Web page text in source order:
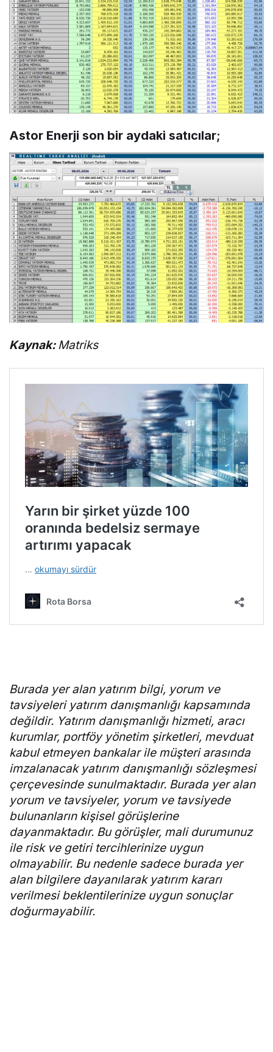
Astor Enerji son bir aydaki satıcılar;
Kaynak: Matriks
Burada yer alan yatırım bilgi, yorum ve
tavsiyeleri yatırım danışmanlığı kapsamında
değildir. Yatırım danışmanlığı hizmeti, aracı
kurumlar, portföy yönetim şirketleri, mevduat
kabul etmeyen bankalar ile müşteri arasında
imzalanacak yatırım danışmanlığı sözleşmesi
çerçevesinde sunulmaktadır. Burada yer alan
yorum ve tavsiyeler, yorum ve tavsiyede
bulunanların kişisel görüşlerine
dayanmaktadır. Bu görüşler, mali durumunuz
ile risk ve getiri tercihlerinize uygun
olmayabilir. Bu nedenle sadece burada yer
alan bilgilere dayanılarak yatırım kararı
verilmesi beklentilerinize uygun sonuçlar
doğurmayabilir.